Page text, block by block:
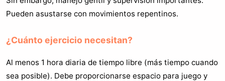
Pueden asustarse con movimientos repentinos.
¿Cuánto ejercicio necesitan?
Al menos 1 hora diaria de tiempo libre (más tiempo cuando
sea posible). Debe proporcionarse espacio para juego y